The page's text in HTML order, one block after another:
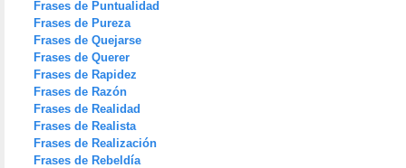
Frases de Puntualidad
Frases de Pureza
Frases de Quejarse
Frases de Querer
Frases de Rapidez
Frases de Razón
Frases de Realidad
Frases de Realista
Frases de Realización
Frases de Rebeldía